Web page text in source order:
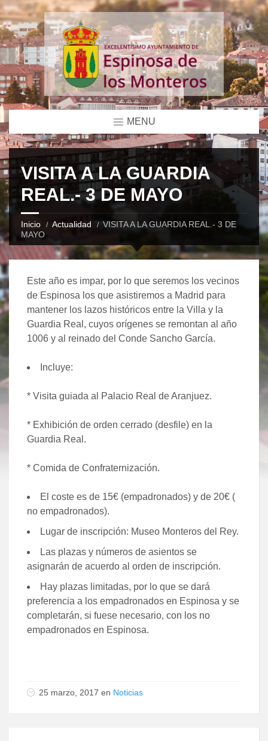
MENU
VISITA A LA GUARDIA
REAL.- 3 DE MAYO
Inicio Actualidad
VISITA A LA GUARDIA REAL.- 3 DE
MAYO
Este año es impar, por lo que seremos los vecinos
de Espinosa los que asistiremos a Madrid para
mantener los lazos históricos entre la Villa y la
Guardia Real, cuyos orígenes se remontan al año
1006 y al reinado del Conde Sancho García.
Incluye:
* Visita guiada al Palacio Real de Aranjuez.
* Exhibición de orden cerrado (desfile) en la
Guardia Real.
* Comida de Confraternización.
El coste es de 15€ (empadronados) y de 20€ (
no empadronados).
Lugar de inscripción: Museo Monteros del Rey.
Las plazas y números de asientos se
asignarán de acuerdo al orden de inscripción.
Hay plazas limitadas, por lo que se dará
preferencia a los empadronados en Espinosa y se
completarán, si fuese necesario, con los no
empadronados en Espinosa.
25 marzo, 2017 en Noticias